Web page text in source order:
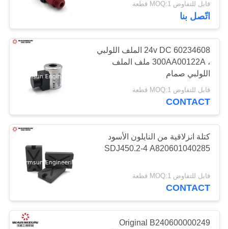
أجزاء محرك حفارة
48
مكيف الهواء للحفارة
18
قابل للتفاوض MOQ:1 قطعة
اتّصل بنا
60234608 24v DC الملف اللولبي
، 300AA00122A ملف الملف
اللولبي صمام
قابل للتفاوض MOQ:1 قطعة
CONTACT
كتلة انزلاقية من النايلون الأسود
SDJ450.2-4 A820601040285
قابل للتفاوض MOQ:1 قطعة
CONTACT
Original B240600000249